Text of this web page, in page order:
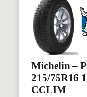
Michelin –
215/75R16
CCLIM